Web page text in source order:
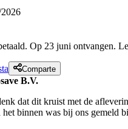
Op 23 juni ontvangen.
Comparte
B.V.
dat dit kruist met de
binnen was bij ons gemeld